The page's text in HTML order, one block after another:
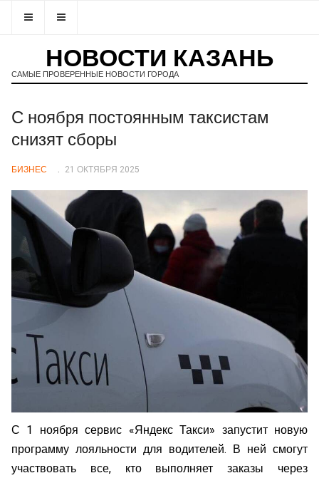
НОВОСТИ КАЗАНЬ
САМЫЕ ПРОВЕРЕННЫЕ НОВОСТИ ГОРОДА
С ноября постоянным таксистам
снизят сборы
БИЗНЕС 21 ОКТЯБРЯ 2025
С 1 ноября сервис «Яндекс Такси» запустит новую
программу лояльности для водителей. В ней смогут
участвовать все, кто выполняет заказы через